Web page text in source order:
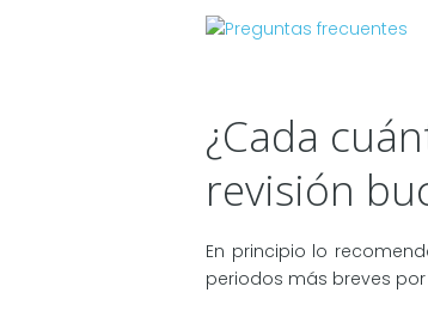
¿Cada
revisión
En principio lo
periodos más breves